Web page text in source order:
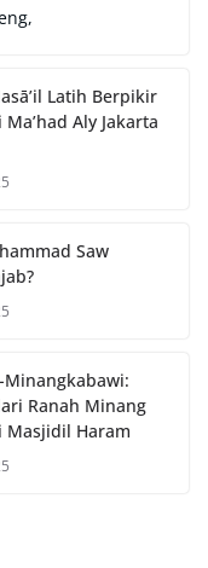
Latih Berpikir
Aly Jakarta
Saw
Ranah Minang
Masjidil Haram